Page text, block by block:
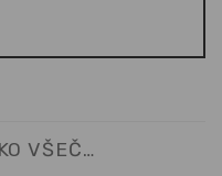
VŠEČ…